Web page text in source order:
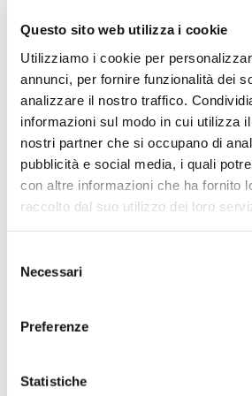
Questo sito web utilizza i cookie
Utilizziamo i cookie per
annunci, per fornire funzionalità dei
analizzare il nostro traffico.
informazioni sul modo in cui utilizza
nostri partner che si occupano di
pubblicità e social media, i quali
con altre informazioni che ha fornito
raccolto dal suo utilizzo dei loro
delNecessari
Preferenze
Statistiche
condizioni patologiche.
Ecografia: i servizi di
Nel centro di PhysioMedica
ricevono due
Franco Lorenzini e il dottor
Orzincolo, clicca qui per
Se hai domande o vuoi
contattarci al 0546 622031 o a
Condividi: